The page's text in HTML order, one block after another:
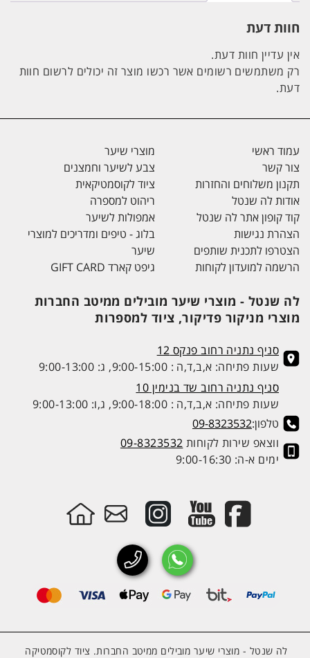
חוות דעת
אין עדיין חוות דעת.
רק משתמשים רשומים אשר רכשו מוצר זה יכולים לרשום חוות
דעת.
עמוד ראשי
צור קשר
תקנון משלוחים והחזרות
אודות לה שנטל
קוד קופון אתר לה שנטל
הצהרת נגישות
הצטרפו לתכנית שותפים
הרשמה למועדון לקוחות
מוצרי שיער
צבע לשיער וחמצנים
ציוד לקוסמטיקאית
ריהוט למספרה
אמפולות לשיער
בלוג - טיפים ומדריכים למוצרי
שיער
גיפט קארד GIFT CARD
לה שנטל - מוצרי שיער מובילים ממיטב החברות
מוצרי מניקור פדיקור, ציוד למספרות
סניף נתניה רחוב פנקס 12
שעות פתיחה: א,ב,ד,ה : 9:00-15:00, ג: 9:00-13:00
סניף נתניה רחוב שד בנימין 10
שעות פתיחה: א,ב,ד,ה : 9:00-18:00, ג,ו: 9:00-13:00
טלפון:09-8323532
ווצאפ שירות לקוחות 09-8323532
ימים א-ה: 9:00-16:30
לה שנטל - מוצרי שיער מובילים ממיטב החברות. ציוד לקוסמטיקה